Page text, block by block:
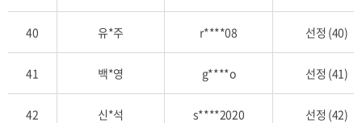
40 유*주 r****08 선정 (40)
41 백*영 g****o 선정 (41)
42 신*석 s****2020 선정 (42)